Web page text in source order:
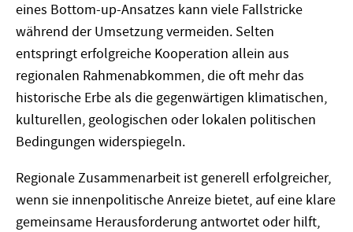
eines Bottom-up-Ansatzes kann viele Fallstricke
während der Umsetzung vermeiden. Selten
entspringt erfolgreiche Kooperation allein aus
regionalen Rahmenabkommen, die oft mehr das
historische Erbe als die gegenwärtigen klimatischen,
kulturellen, geologischen oder lokalen politischen
Bedingungen widerspiegeln.
Regionale Zusammenarbeit ist generell erfolgreicher,
wenn sie innenpolitische Anreize bietet, auf eine klare
gemeinsame Herausforderung antwortet oder hilft,